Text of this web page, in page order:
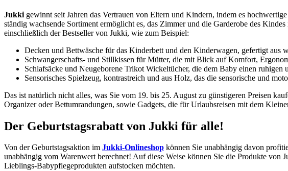
Jukki gewinnt seit Jahren das Vertrauen von Eltern und Kindern, indem es
ständig wachsende Sortiment ermöglicht es, das Zimmer und die Garderobe des
einschließlich der Bestseller von Jukki, wie zum Beispiel:
Decken und Bettwäsche für das Kinderbett und den Kinderwagen, gefertigt aus
Schwangerschafts- und Stillkissen für Mütter, die mit Blick auf Komfort,
Schlafsäcke und Neugeborene Trikot Wickeltücher, die dem Baby einen
Sensorisches Spielzeug, kontrastreich und aus Holz, das die sensorische und
Das ist natürlich nicht alles, was Sie vom 19. bis 25. August zu günstigeren Preisen
Organizer oder Bettumrandungen, sowie Gadgets, die für Urlaubsreisen mit dem
Der Geburtstagsrabatt von Jukki für alle!
Von der Geburtstagsaktion im Jukki-Onlineshop können Sie unabhängig davon
unabhängig vom Warenwert berechnet! Auf diese Weise können Sie die Produkte von
Lieblings-Babypflegeprodukten aufstocken möchten.